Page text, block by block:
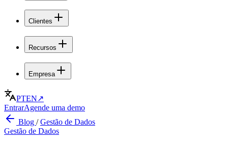
Clientes
Recursos
Empresa
PTEN↗
EntrarAgende uma demo
Blog /Gestão de Dados
Gestão de Dados